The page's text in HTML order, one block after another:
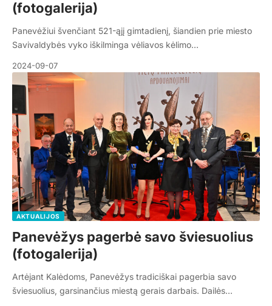
(fotogalerija)
Panevėžiui švenčiant 521-ąjį gimtadienį, šiandien prie miesto
Savivaldybės vyko iškilminga vėliavos kėlimo…
2024-09-07
AKTUALIJOS
Panevėžys pagerbė savo šviesuolius
(fotogalerija)
Artėjant Kalėdoms, Panevėžys tradiciškai pagerbia savo
šviesuolius, garsinančius miestą gerais darbais. Dailės…